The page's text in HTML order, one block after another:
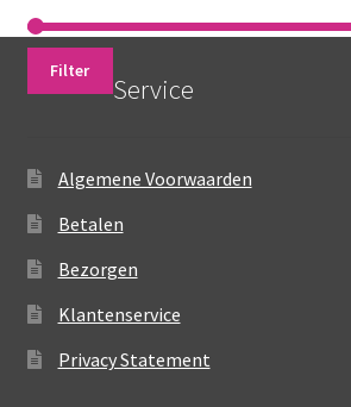
Filter
Service
Algemene Voorwaarden
Betalen
Bezorgen
Klantenservice
Privacy Statement